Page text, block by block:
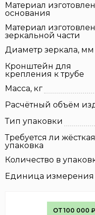
Материал
основания
Материал
зеркальной части
Диаметр зеркала, мм
Кронштейн для
крепления к трубе
Масса, кг
Расчётный объём
Тип упаковки
Требуется ли жёсткая
упаковка
Количество в
Единица измерения
ОТ 100 000 ₽